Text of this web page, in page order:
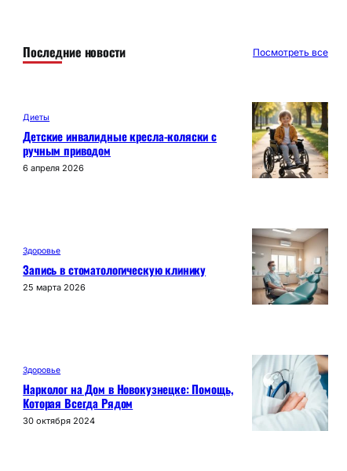
Последние новости Посмотреть все
Диеты
Детские инвалидные кресла-коляски с
ручным приводом
6 апреля 2026
Здоровье
Запись в стоматологическую клинику
25 марта 2026
Здоровье
Нарколог на Дом в Новокузнецке: Помощь,
Которая Всегда Рядом
30 октября 2024